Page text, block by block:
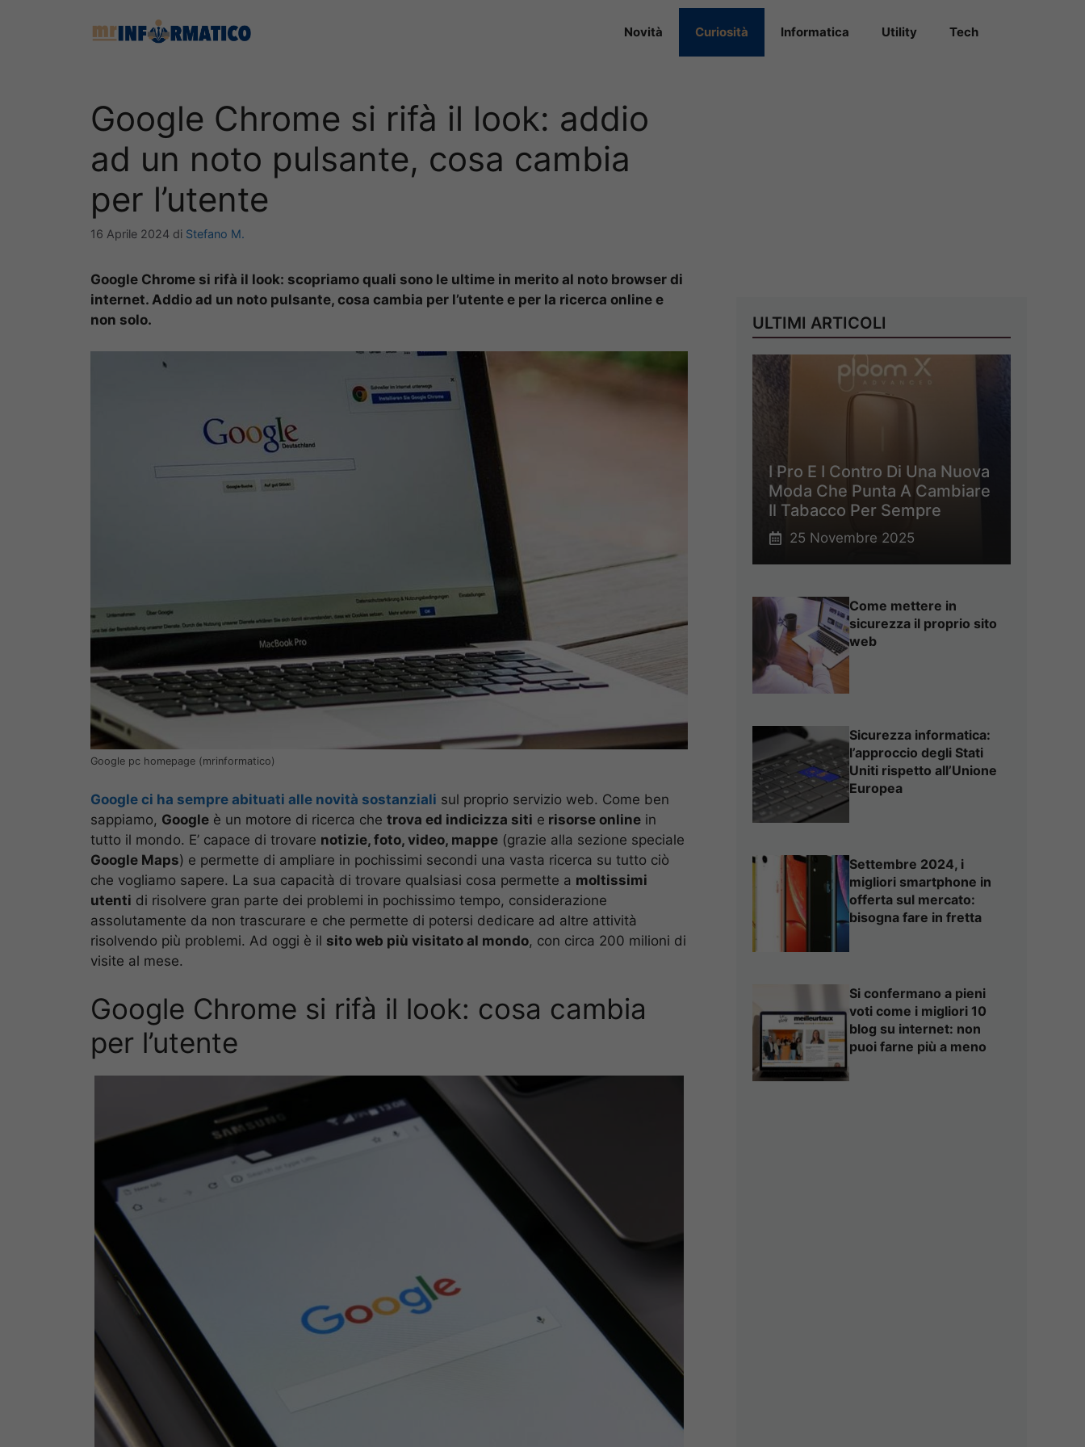
Novità Curiosità Informatica Utility Tech
Google Chrome si rifà il look: addio
ad un noto pulsante, cosa cambia
per l’utente
16 Aprile 2024 di Stefano M.
Google Chrome si rifà il look: scopriamo quali sono le ultime in merito al noto browser di
internet. Addio ad un noto pulsante, cosa cambia per l’utente e per la ricerca online e
non solo.
Google pc homepage (mrinformatico)
Google ci ha sempre abituati alle novità sostanziali sul proprio servizio web. Come ben
sappiamo, Google è un motore di ricerca che trova ed indicizza siti e risorse online in
tutto il mondo. E’ capace di trovare notizie, foto, video, mappe (grazie alla sezione speciale
Google Maps) e permette di ampliare in pochissimi secondi una vasta ricerca su tutto ciò
che vogliamo sapere. La sua capacità di trovare qualsiasi cosa permette a moltissimi
utenti di risolvere gran parte dei problemi in pochissimo tempo, considerazione
assolutamente da non trascurare e che permette di potersi dedicare ad altre attività
risolvendo più problemi. Ad oggi è il sito web più visitato al mondo, con circa 200 milioni di
visite al mese.
Google Chrome si rifà il look: cosa cambia
per l’utente
ULTIMI ARTICOLI
I Pro E I Contro Di Una Nuova
Moda Che Punta A Cambiare
Il Tabacco Per Sempre
25 Novembre 2025
Come mettere in
sicurezza il proprio sito
web
Sicurezza informatica:
l’approccio degli Stati
Uniti rispetto all’Unione
Europea
Settembre 2024, i
migliori smartphone in
offerta sul mercato:
bisogna fare in fretta
Si confermano a pieni
voti come i migliori 10
blog su internet: non
puoi farne più a meno